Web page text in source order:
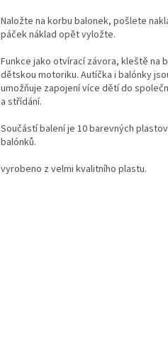
Naložte na korbu balonek, pošlete
páček náklad opět vyložte.
Funkce jako otvírací závora, kleště na
dětskou motoriku. Autíčka i balónky
umožňuje zapojení více dětí do
a střídání.
Součástí balení je 10 barevných
balónků.
vyrobeno z velmi kvalitního plastu.